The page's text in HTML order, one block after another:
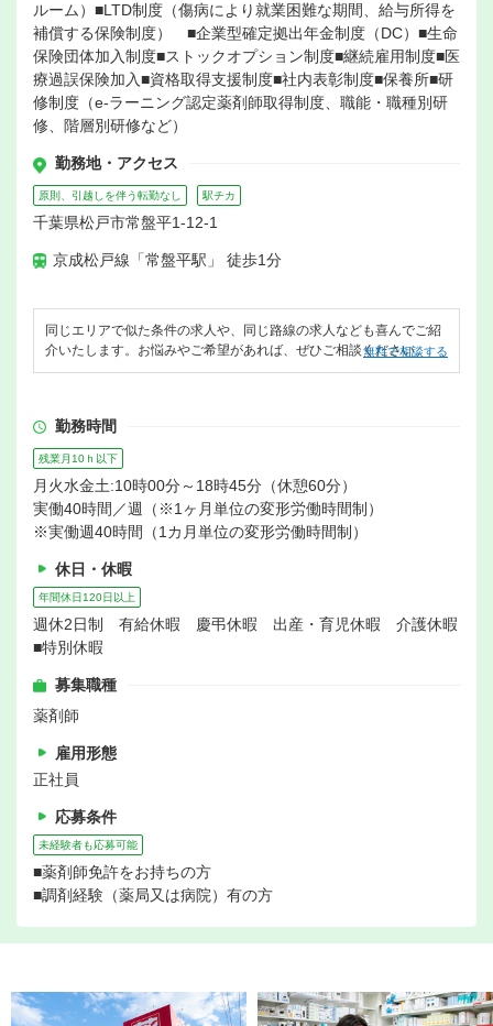
ルーム）■LTD制度（傷病により就業困難な期間、給与所得を
補償する保険制度） ■企業型確定拠出年金制度（DC）■生命
保険団体加入制度■ストックオプション制度■継続雇用制度■医
療過誤保険加入■資格取得支援制度■社内表彰制度■保養所■研
修制度（e-ラーニング認定薬剤師取得制度、職能・職種別研
修、階層別研修など）
勤務地・アクセス
原則、引越しを伴う転勤なし 駅チカ
千葉県松戸市常盤平1-12-1
京成松戸線「常盤平駅」 徒歩1分
同じエリアで似た条件の求人や、同じ路線の求人なども喜んでご紹
介いたします。お悩みやご希望があれば、ぜひご相談ください。
無料で相談する
勤務時間
残業月10ｈ以下
月火水金土:10時00分～18時45分（休憩60分）
実働40時間／週（※1ヶ月単位の変形労働時間制）
※実働週40時間（1カ月単位の変形労働時間制）
休日・休暇
年間休日120日以上
週休2日制 有給休暇 慶弔休暇 出産・育児休暇 介護休暇
■特別休暇
募集職種
薬剤師
雇用形態
正社員
応募条件
未経験者も応募可能
■薬剤師免許をお持ちの方
■調剤経験（薬局又は病院）有の方